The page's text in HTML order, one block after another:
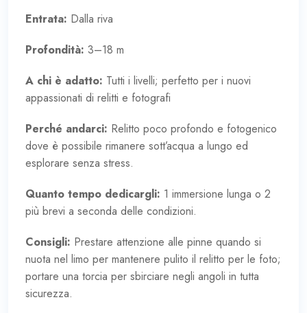
Entrata: Dalla riva
Profondità: 3–18 m
A chi è adatto: Tutti i livelli; perfetto per i nuovi
appassionati di relitti e fotografi
Perché andarci: Relitto poco profondo e fotogenico
dove è possibile rimanere sott’acqua a lungo ed
esplorare senza stress.
Quanto tempo dedicargli: 1 immersione lunga o 2
più brevi a seconda delle condizioni.
Consigli: Prestare attenzione alle pinne quando si
nuota nel limo per mantenere pulito il relitto per le foto;
portare una torcia per sbirciare negli angoli in tutta
sicurezza.